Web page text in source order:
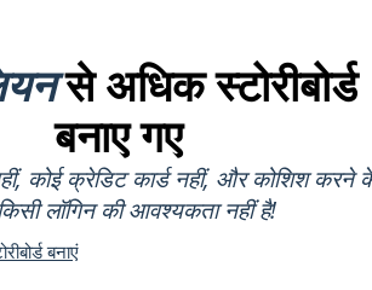
से अधिक स्टोरीबोर्ड
बनाए गए
कोई क्रेडिट कार्ड नहीं, और कोशिश करने
लॉगिन की आवश्यकता नहीं है!
बनाएं